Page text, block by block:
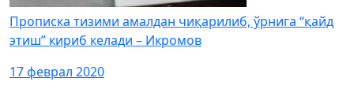
Прописка тизими амалдан чиқарилиб, ўрнига “қайд
этиш” кириб келади – Икромов
17 феврал 2020